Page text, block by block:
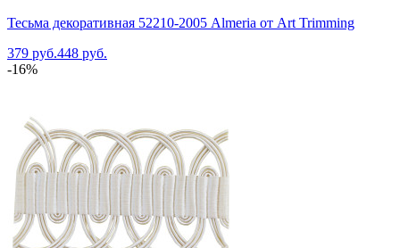
Тесьма декоративная 52210-2005 Almeria от Art Trimming
379 руб.448 руб.
-16%